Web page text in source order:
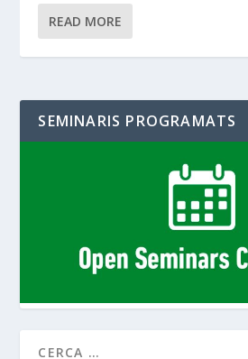
READ MORE
SEMINARIS PROGRAMATS